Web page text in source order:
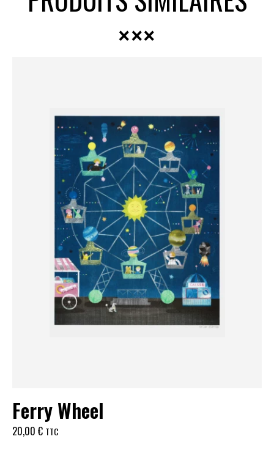
Ferry Wheel
20,00 € TTC